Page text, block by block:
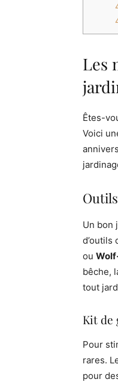
Les
Êtes-
Voici
Un bon
d’outils
ou
bêche,
tout
Kit de
Pour
rares.
pour